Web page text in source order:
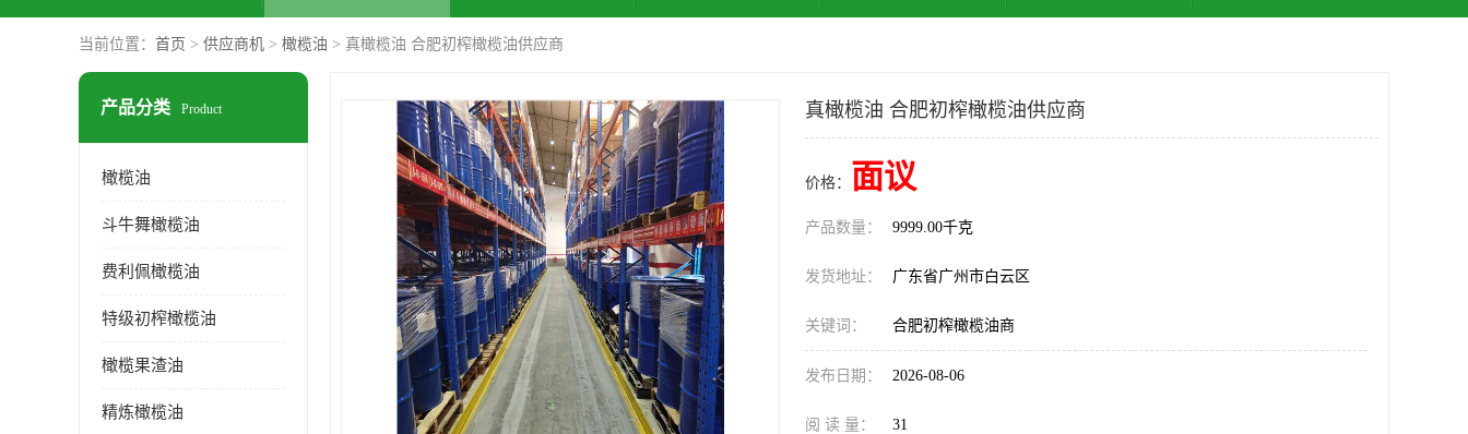
当前位置： 首页 > 供应商机 > 橄榄油 > 真橄榄油 合肥初榨橄榄油供应商
产品分类 Product
橄榄油
斗牛舞橄榄油
费利佩橄榄油
特级初榨橄榄油
橄榄果渣油
精炼橄榄油
真橄榄油 合肥初榨橄榄油供应商
价格： 面议
产品数量： 9999.00千克
发货地址： 广东省广州市白云区
关键词： 合肥初榨橄榄油商
发布日期： 2026-08-06
阅 读 量： 31